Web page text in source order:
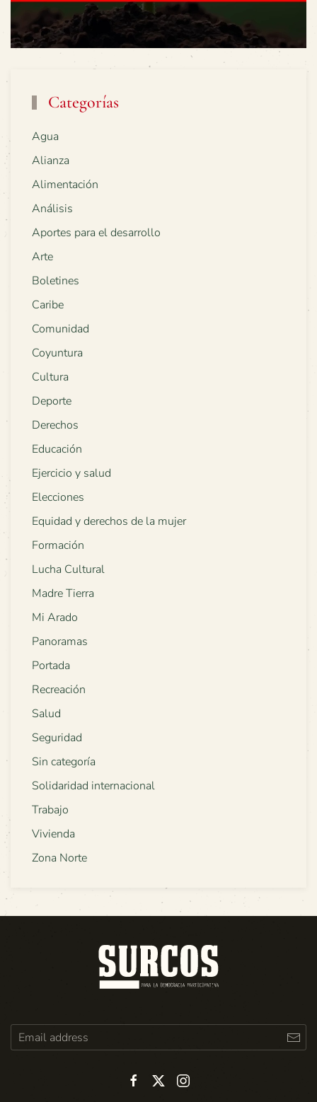
Categorías
Agua
Alianza
Alimentación
Análisis
Aportes para el desarrollo
Arte
Boletines
Caribe
Comunidad
Coyuntura
Cultura
Deporte
Derechos
Educación
Ejercicio y salud
Elecciones
Equidad y derechos de la mujer
Formación
Lucha Cultural
Madre Tierra
Mi Arado
Panoramas
Portada
Recreación
Salud
Seguridad
Sin categoría
Solidaridad internacional
Trabajo
Vivienda
Zona Norte